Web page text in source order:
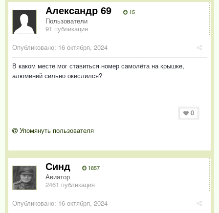
Александр 69 15
Пользователи
91 публикация
Опубликовано: 16 октября, 2024
В каком месте мог ставиться номер самолёта на крышке,
алюминий сильно окислился?
0
Упомянуть пользователя
Синд 1857
Авиатор
2461 публикация
Опубликовано: 16 октября, 2024